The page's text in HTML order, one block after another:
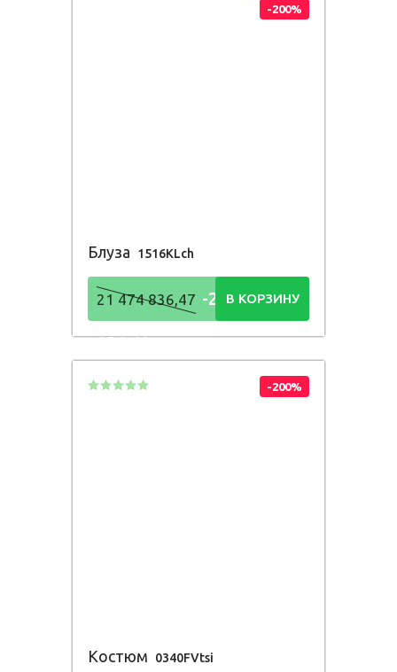
-200%
Блуза 1516KLch
21 474 836,47 -21 474
836,48Р
В КОРЗИНУ
-200%
Костюм 0340FVtsi